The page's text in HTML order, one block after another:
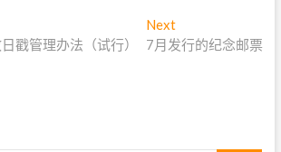
戳管理办法（试行）
Next
e
7月发行的纪念邮票